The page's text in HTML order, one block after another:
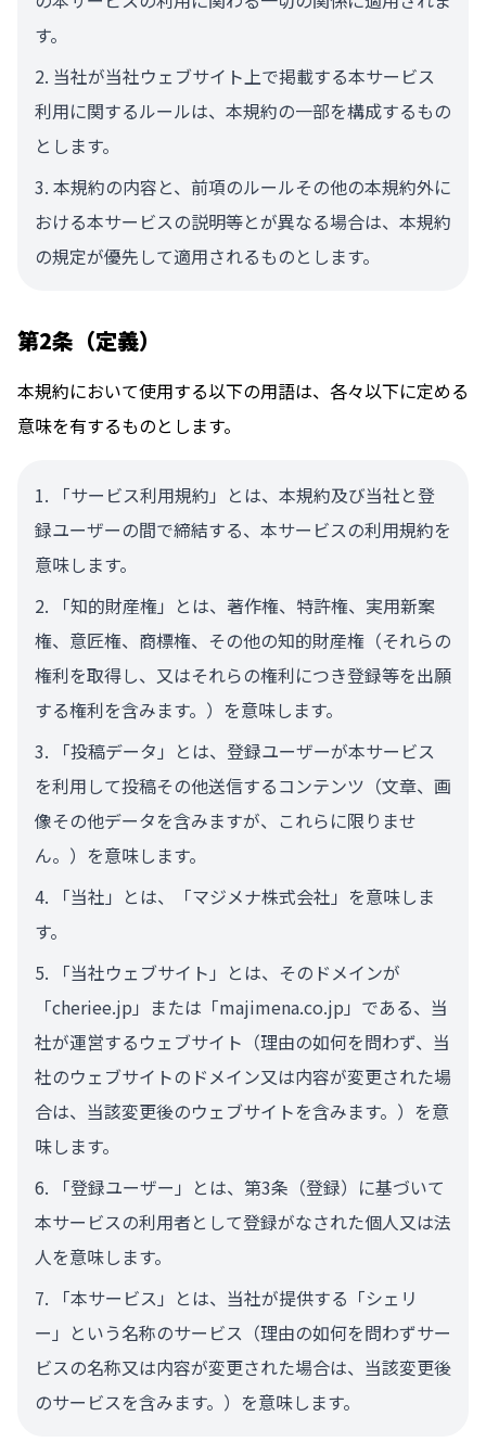
す。
当社が当社ウェブサイト上で掲載する本サービス
利用に関するルールは、本規約の一部を構成するもの
とします。
本規約の内容と、前項のルールその他の本規約外に
おける本サービスの説明等とが異なる場合は、本規約
の規定が優先して適用されるものとします。
第2条（定義）
本規約において使用する以下の用語は、各々以下に定める
意味を有するものとします。
「サービス利用規約」とは、本規約及び当社と登
録ユーザーの間で締結する、本サービスの利用規約を
意味します。
「知的財産権」とは、著作権、特許権、実用新案
権、意匠権、商標権、その他の知的財産権（それらの
権利を取得し、又はそれらの権利につき登録等を出願
する権利を含みます。）を意味します。
「投稿データ」とは、登録ユーザーが本サービス
を利用して投稿その他送信するコンテンツ（文章、画
像その他データを含みますが、これらに限りませ
ん。）を意味します。
「当社」とは、「マジメナ株式会社」を意味しま
す。
「当社ウェブサイト」とは、そのドメインが
「cheriee.jp」または「majimena.co.jp」である、当
社が運営するウェブサイト（理由の如何を問わず、当
社のウェブサイトのドメイン又は内容が変更された場
合は、当該変更後のウェブサイトを含みます。）を意
味します。
「登録ユーザー」とは、第3条（登録）に基づいて
本サービスの利用者として登録がなされた個人又は法
人を意味します。
「本サービス」とは、当社が提供する「シェリ
ー」という名称のサービス（理由の如何を問わずサー
ビスの名称又は内容が変更された場合は、当該変更後
のサービスを含みます。）を意味します。